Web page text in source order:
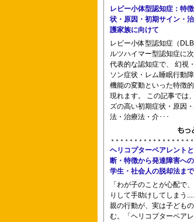
東京都立広尾看護専
療法学科（理学療法士）
レビー小体型認知症：特
状・原因・初期サイン・
護家族に向けて
レビー小体型認知症（
ルツハイマー型認知症に
代表的な認知症で、 幻視
ソン症状・レム睡眠行動
機能の変動といった特徴
現れます。 この記事では
ズの高い初期症状・原因
法・治療法・介･･･
ヘリコプターペアレント
断・特徴から発達障害へ
学生・社会人の脱却法まで
「わが子のことが心配で
りして手助けしてしまう
親の行動が、実は子ども
む。「ヘリコプターペア